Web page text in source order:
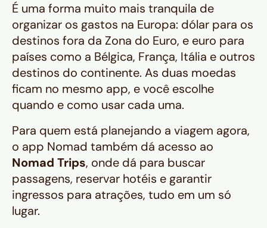
É uma forma muito mais tranquila de
organizar os gastos na Europa: dólar para os
destinos fora da Zona do Euro, e euro para
países como a Bélgica, França, Itália e outros
destinos do continente. As duas moedas
ficam no mesmo app, e você escolhe
quando e como usar cada uma.
Para quem está planejando a viagem agora,
o app Nomad também dá acesso ao
Nomad Trips, onde dá para buscar
passagens, reservar hotéis e garantir
ingressos para atrações, tudo em um só
lugar.